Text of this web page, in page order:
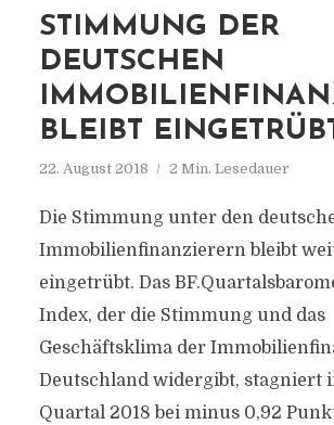
STIMMUNG DER
DEUTSCHEN
BLEIBT
22. August 2018 2 Min. Lesedauer
Die Stimmung unter den
Immobilienfinanzierern bleibt
eingetrübt. Das
Index, der die Stimmung und das
Geschäftsklima der
Deutschland widergibt, stagniert
Quartal 2018 bei minus 0,92